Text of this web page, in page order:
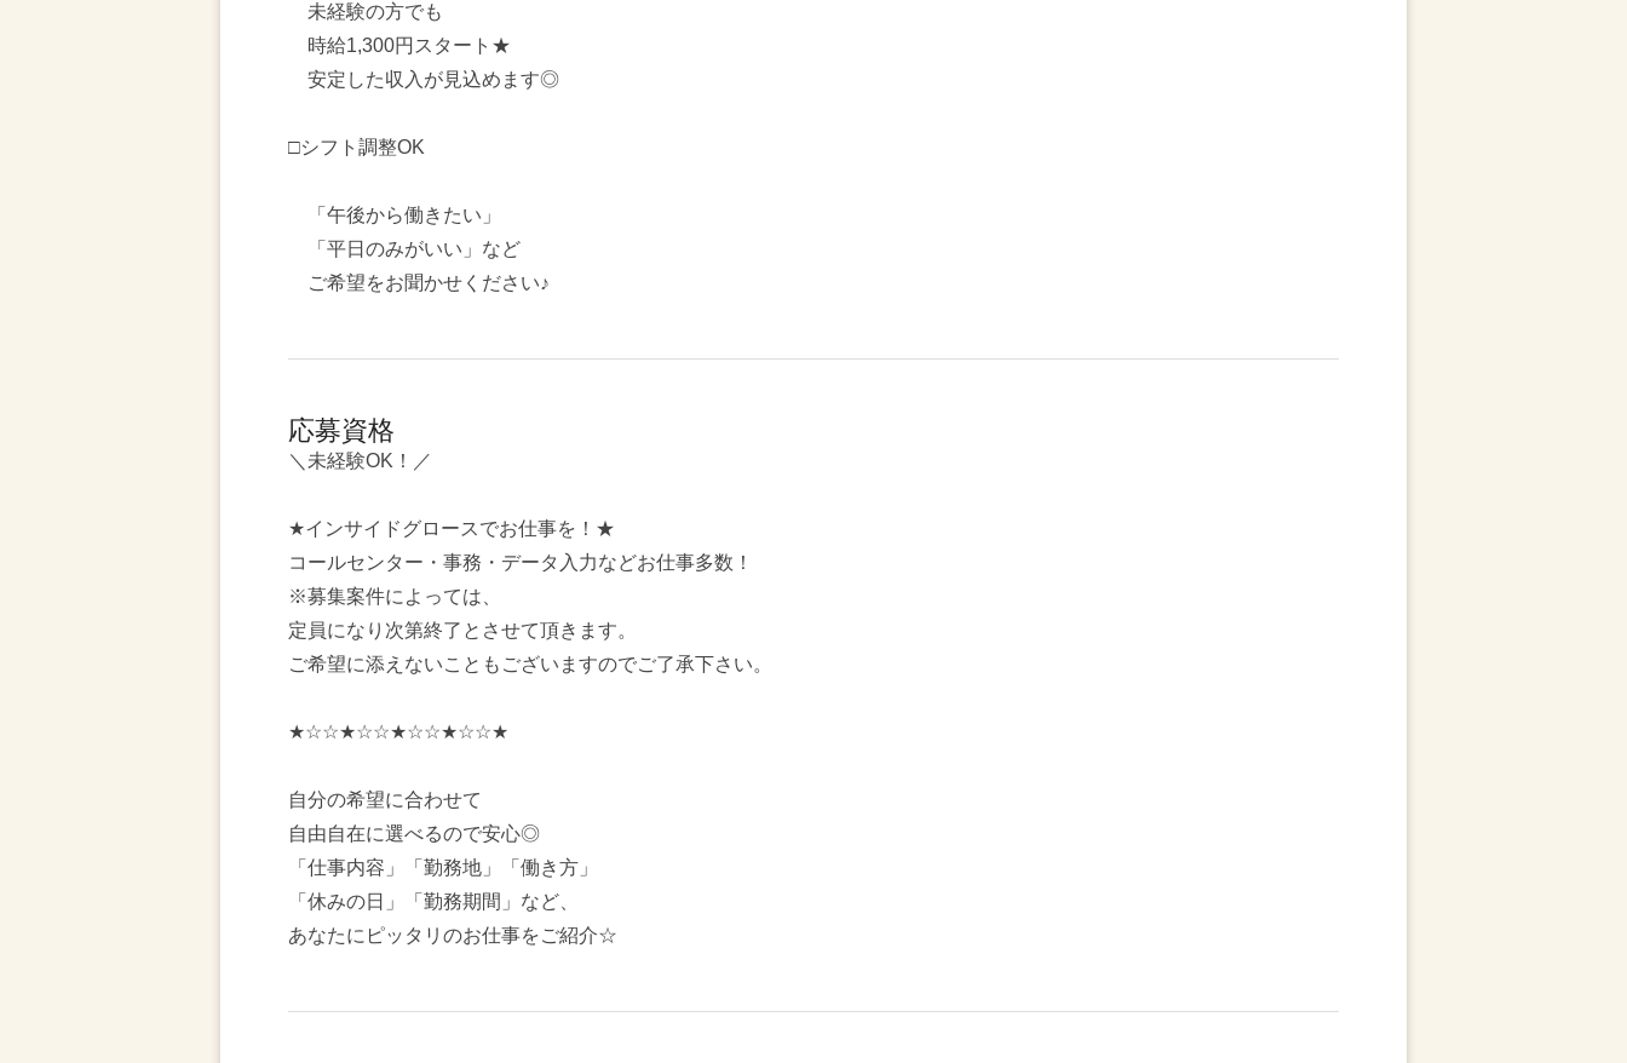
未経験の方でも
時給1,300円スタート★
安定した収入が見込めます◎
□シフト調整OK
「午後から働きたい」
「平日のみがいい」など
ご希望をお聞かせください♪
応募資格
＼未経験OK！／
★インサイドグロースでお仕事を！★
コールセンター・事務・データ入力などお仕事多数！
※募集案件によっては、
定員になり次第終了とさせて頂きます。
ご希望に添えないこともございますのでご了承下さい。
★☆☆★☆☆★☆☆★☆☆★
自分の希望に合わせて
自由自在に選べるので安心◎
「仕事内容」「勤務地」「働き方」
「休みの日」「勤務期間」など、
あなたにピッタリのお仕事をご紹介☆